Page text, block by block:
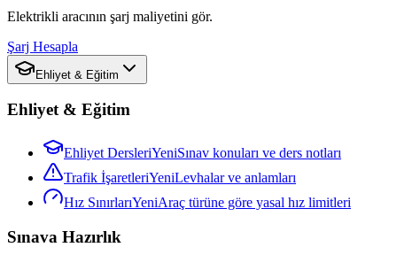
Elektrikli aracının şarj maliyetini gör.
Şarj Hesapla
Ehliyet & Eğitim
Ehliyet & Eğitim
Ehliyet DersleriYeniSınav konuları ve ders notları
Trafik İşaretleriYeniLevhalar ve anlamları
Hız SınırlarıYeniAraç türüne göre yasal hız limitleri
Sınava Hazırlık